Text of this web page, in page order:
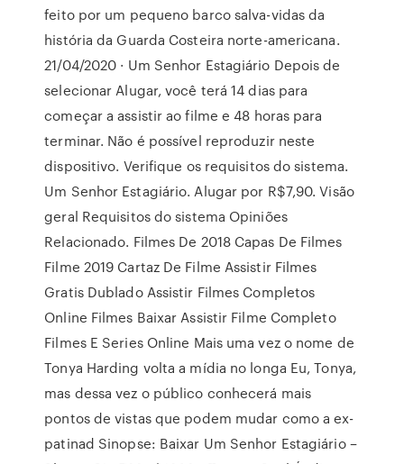
feito por um pequeno barco salva-vidas da
história da Guarda Costeira norte-americana.
21/04/2020 · Um Senhor Estagiário Depois de
selecionar Alugar, você terá 14 dias para
começar a assistir ao filme e 48 horas para
terminar. Não é possível reproduzir neste
dispositivo. Verifique os requisitos do sistema.
Um Senhor Estagiário. Alugar por R$7,90. Visão
geral Requisitos do sistema Opiniões
Relacionado. Filmes De 2018 Capas De Filmes
Filme 2019 Cartaz De Filme Assistir Filmes
Gratis Dublado Assistir Filmes Completos
Online Filmes Baixar Assistir Filme Completo
Filmes E Series Online Mais uma vez o nome de
Tonya Harding volta a mídia no longa Eu, Tonya,
mas dessa vez o público conhecerá mais
pontos de vistas que podem mudar como a ex-
patinad Sinopse: Baixar Um Senhor Estagiário –